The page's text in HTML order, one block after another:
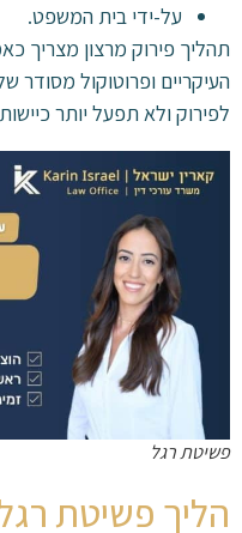
על-ידי בית המשפט.
תהליך פירוק מרצון מצריך
העיקריים ופרוטוקול מסודר
לפירוק ולא תפעל יותר
פשיטת רגל
הליך פשיטת